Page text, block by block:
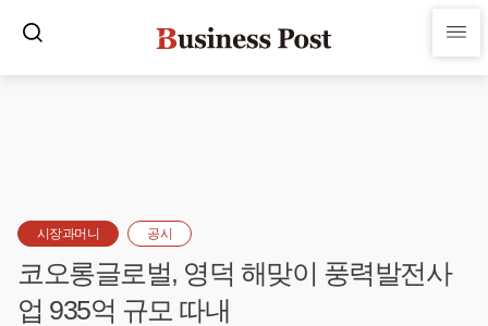
시장과머니 공시
코오롱글로벌, 영덕 해맞이 풍력발전사
업 935억 규모 따내